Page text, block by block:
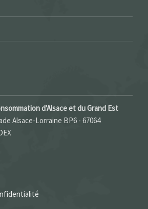
d'Alsace et du Grand Est
Alsace-Lorraine BP6 - 67064